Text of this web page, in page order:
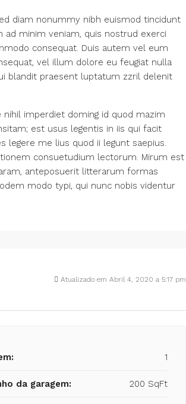
diam nonummy nibh euismod tincidunt
minim veniam, quis nostrud exerci
consequat. Duis autem vel eum
vel illum dolore eu feugiat nulla
blandit praesent luptatum zzril delenit
imperdiet doming id quod mazim
est usus legentis in iis qui facit
legere me lius quod ii legunt saepius.
consuetudium lectorum. Mirum est
anteposuerit litterarum formas
modo typi, qui nunc nobis videntur
Atualizado em Abril 4, 2020 a 5:17 pm
1
da garagem: 200 SqFt